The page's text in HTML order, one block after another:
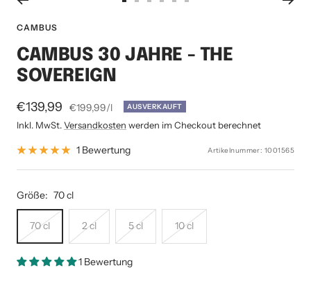
gehen
gehengehen
gehengehengehen
CAMBUS
CAMBUS 30 JAHRE - THE
SOVEREIGN
Angebotspreis
€139,99 €199,99/l AUSVERKAUFT
Inkl. MwSt.Versandkosten werden im Checkout berechnet
1 Bewertung Artikelnummer: 1001565
Größe: 70 cl
70 cl 2 cl 5 cl 10 cl
1 Bewertung